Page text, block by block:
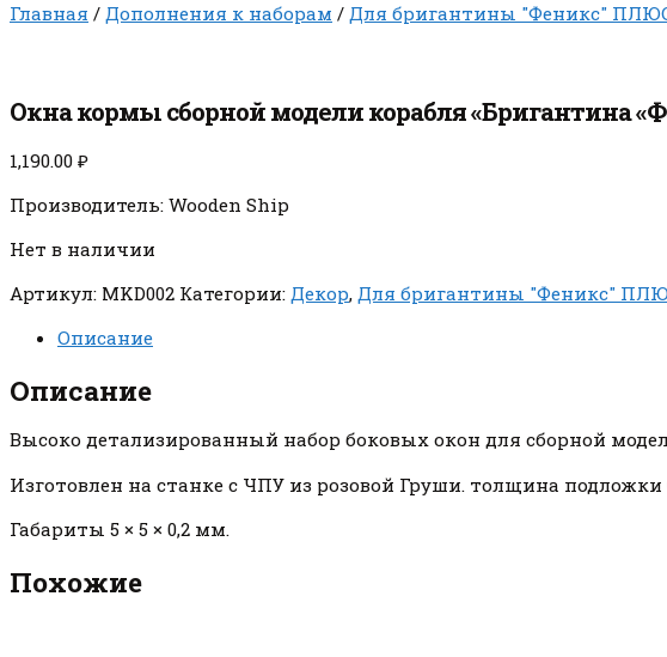
Главная / Дополнения к наборам / Для бригантины "Феникс"
Окна кормы сборной модели корабля «Бригантина
1,190.00 ₽
Производитель: Wooden Ship
Нет в наличии
Артикул: MKD002 Категории: Декор, Для бригантины "Феникс"
Описание
Описание
Высоко детализированный набор боковых окон для сборной
Изготовлен на станке с ЧПУ из розовой Груши. толщина подложки
Габариты 5 × 5 × 0,2 мм.
Похожие